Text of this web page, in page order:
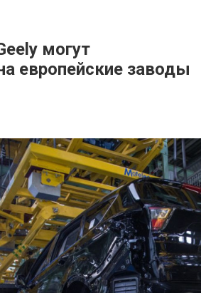
могут
европейские заводы